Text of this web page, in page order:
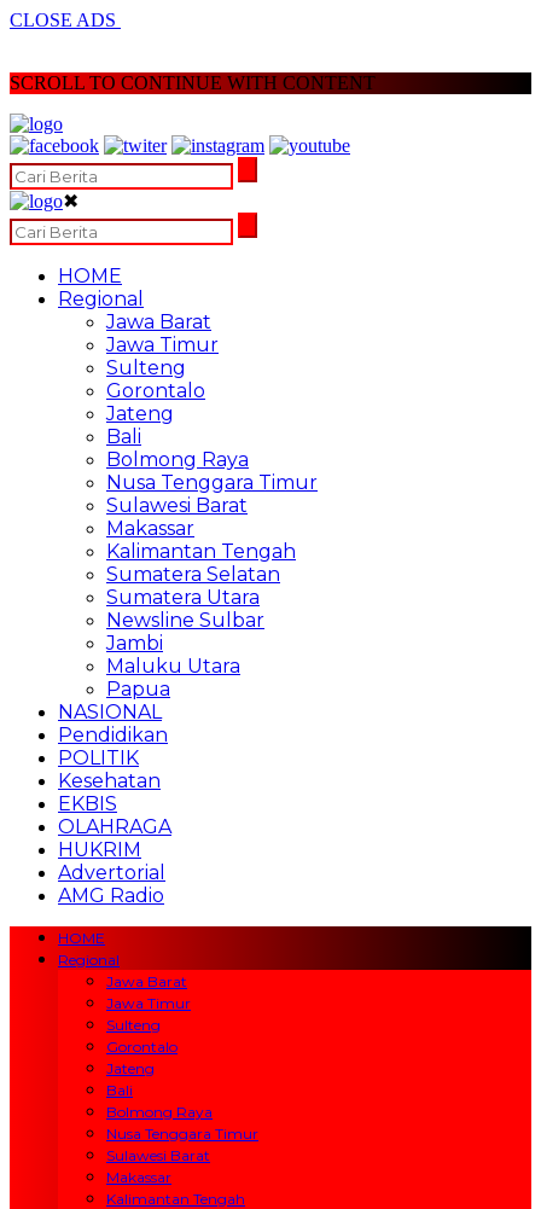
CLOSE ADS
SCROLL TO CONTINUE WITH CONTENT
✖
HOME
Regional
Jawa Barat
Jawa Timur
Sulteng
Gorontalo
Jateng
Bali
Bolmong Raya
Nusa Tenggara Timur
Sulawesi Barat
Makassar
Kalimantan Tengah
Sumatera Selatan
Sumatera Utara
Newsline Sulbar
Jambi
Maluku Utara
Papua
NASIONAL
Pendidikan
POLITIK
Kesehatan
EKBIS
OLAHRAGA
HUKRIM
Advertorial
AMG Radio
HOME
Regional
Jawa Barat
Jawa Timur
Sulteng
Gorontalo
Jateng
Bali
Bolmong Raya
Nusa Tenggara Timur
Sulawesi Barat
Makassar
Kalimantan Tengah